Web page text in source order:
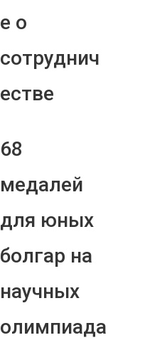
е о
сотруднич
естве
68
медалей
для юных
болгар на
научных
олимпиада